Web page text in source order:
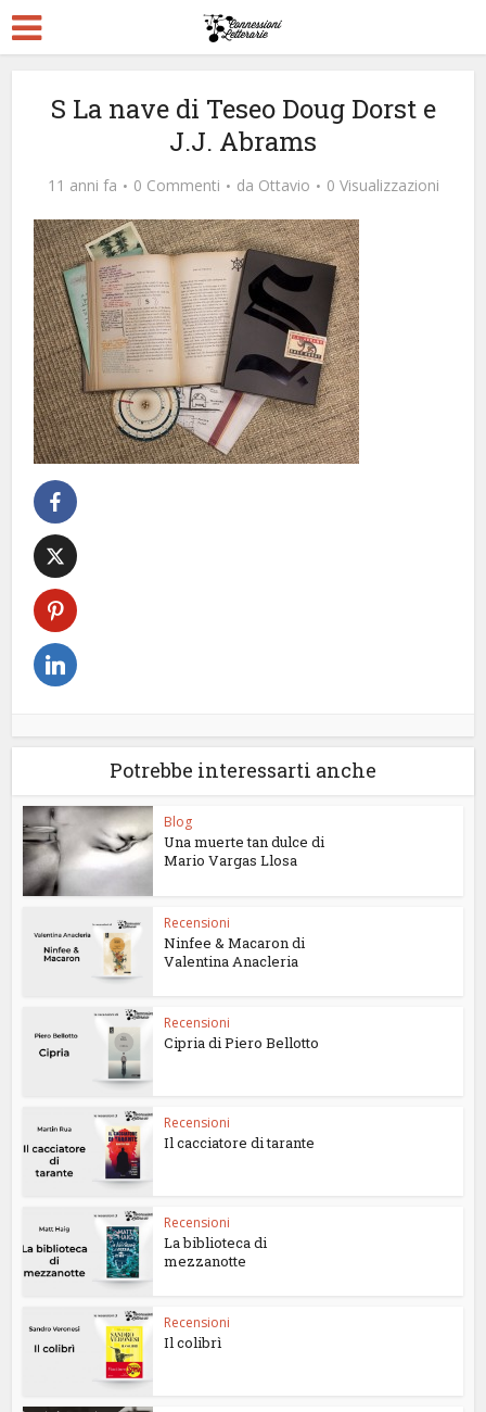
S La nave di Teseo Doug Dorst e
J.J. Abrams
11 anni fa 0 Commenti da Ottavio 0 Visualizzazioni
Potrebbe interessarti anche
Blog
Una muerte tan dulce di
Mario Vargas Llosa
Recensioni
Ninfee & Macaron di
Valentina Anacleria
Recensioni
Cipria di Piero Bellotto
Recensioni
Il cacciatore di tarante
Recensioni
La biblioteca di
mezzanotte
Recensioni
Il colibrì